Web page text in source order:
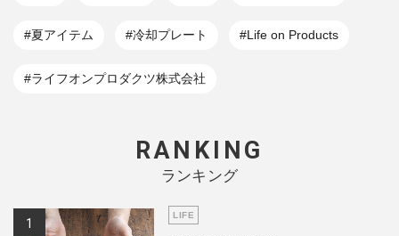
#夏アイテム #冷却プレート #Life on Products
#ライフオンプロダクツ株式会社
RANKING
ランキング
LIFE